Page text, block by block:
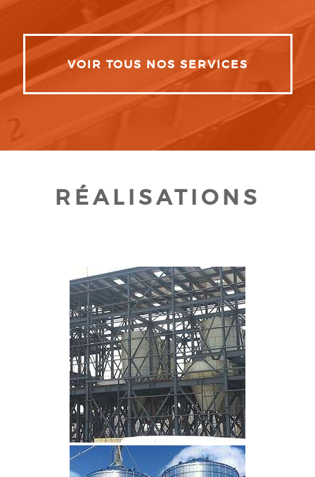
VOIR TOUS NOS SERVICES
RÉALISATIONS
CLIQUEZ POUR AGRANDIR